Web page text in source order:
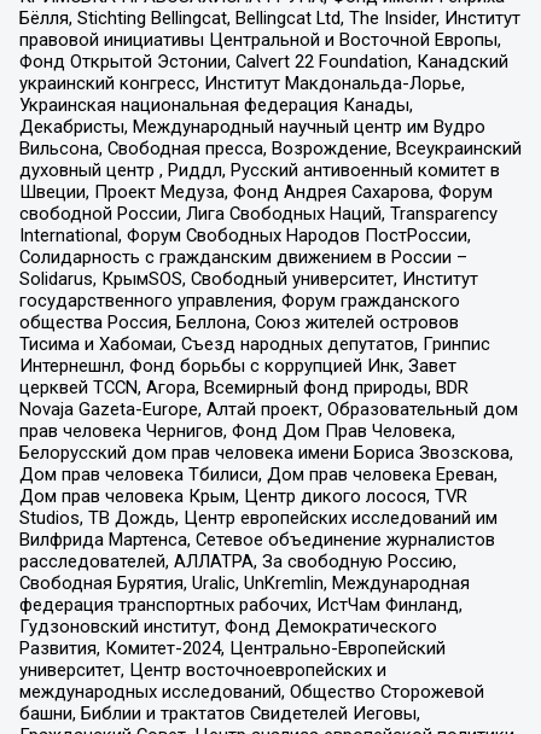
Бёлля, Stichting Bellingcat, Bellingcat Ltd, The Insider, Институт
правовой инициативы Центральной и Восточной Европы,
Фонд Открытой Эстонии, Calvert 22 Foundation, Канадский
украинский конгресс, Институт Макдональда-Лорье,
Украинская национальная федерация Канады,
Декабристы, Международный научный центр им Вудро
Вильсона, Свободная пресса, Возрождение, Всеукраинский
духовный центр , Риддл, Русский антивоенный комитет в
Швеции, Проект Медуза, Фонд Андрея Сахарова, Форум
свободной России, Лига Свободных Наций, Transparеncy
International, Форум Свободных Народов ПостРоссии,
Солидарность с гражданским движением в России –
Solidarus, КрымSOS, Свободный университет, Институт
государственного управления, Форум гражданского
общества Россия, Беллона, Союз жителей островов
Тисима и Хабомаи, Съезд народных депутатов, Гринпис
Интернешнл, Фонд борьбы с коррупцией Инк, Завет
церквей TCCN, Агора, Всемирный фонд природы, BDR
Novaja Gazeta-Europe, Алтай проект, Образовательный дом
прав человека Чернигов, Фонд Дом Прав Человека,
Белорусский дом прав человека имени Бориса Звозскова,
Дом прав человека Тбилиси, Дом прав человека Ереван,
Дом прав человека Крым, Центр дикого лосося, TVR
Studios, ТВ Дождь, Центр европейских исследований им
Вилфрида Мартенса, Сетевое объединение журналистов
расследователей, АЛЛАТРА, За свободную Россию,
Свободная Бурятия, Uralic, UnKremlin, Международная
федерация транспортных рабочих, ИстЧам Финланд,
Гудзоновский институт, Фонд Демократического
Развития, Комитет-2024, Центрально-Европейский
университет, Центр восточноевропейских и
международных исследований, Общество Сторожевой
башни, Библии и трактатов Свидетелей Иеговы,